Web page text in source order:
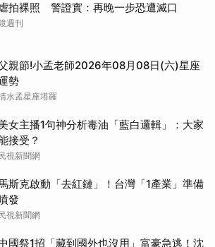
拍裸照 警證實：再晚一步恐遭滅口
週刊
親節!小孟老師2026年08月08日(六)星座
勢
水孟星座塔羅
女主播1句神分析毒油「藍白邏輯」：大家
接受？
視新聞網
斯克啟動「去紅鏈」！台灣「1產業」準備
發
視新聞網
國祭1招「藏到國外也沒用」富豪急逃！沈